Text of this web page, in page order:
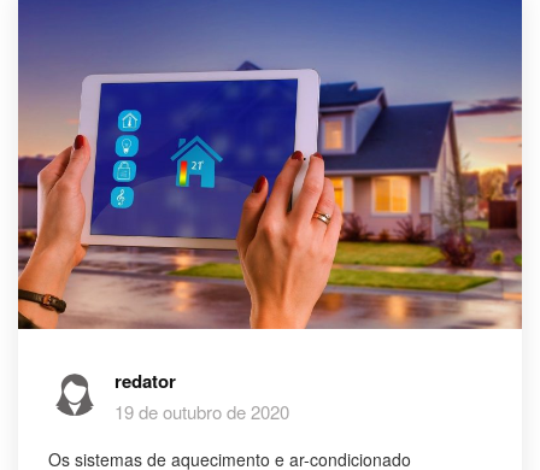
redator
19 de outubro de 2020
Os sistemas de aquecimento e ar-condicionado